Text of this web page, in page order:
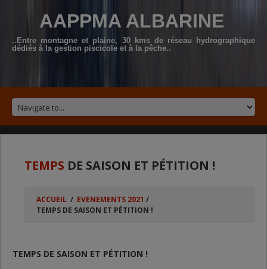
AAPPMA ALBARINE
..Entre montagne et plaine, 30 kms de réseau hydrographique
dédiés à la gestion piscicole et à la pêche..
TEMPS DE SAISON ET PÉTITION !
ACCUEIL / EVENEMENTS 2021 /
TEMPS DE SAISON ET PÉTITION !
TEMPS DE SAISON ET PÉTITION !